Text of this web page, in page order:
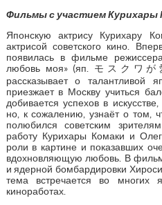
Фильмы с участием Курихары
Японскую актрису Курихару
актрисой советского кино.
появилась в фильме
любовь моя» (яп. モスクワが
рассказывает о талантливой
приезжает в Москву учиться
добивается успехов в
но, к сожалению, узнаёт о том,
полюбился советским
работу Курихары Комаки и
роли в картине и показавших
вдохновляющую любовь. В
и ядерной бомбардировки
тема встречается во многих
киноработах.